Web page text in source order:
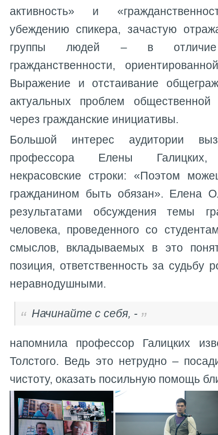
активность» и
убеждению спикера, зачастую
группы людей – в
гражданственности,
Выражение и отстаивание
актуальных проблем общественной
через гражданские инициативы.
Большой интерес аудитории
профессора Елены Галицких,
некрасовские строки: «Поэтом
гражданином быть обязан». Елена
результатами обсуждения темы
человека, проведенного со
смыслов, вкладываемых в это
позиция, ответственность за судьбу
неравнодушными.
Начинайте с себя, -
напомнила профессор Галицких
Толстого. Ведь это нетрудно –
чистоту, оказать посильную помощь